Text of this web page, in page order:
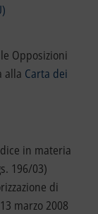
Opposizioni
alla Carta dei
in materia
196/03)
di
marzo 2008